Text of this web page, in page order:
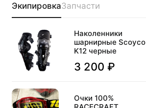
ЭкипировкаЗапчасти
Наколенники
шарнирные Scoyco
K12 черные
3 200 ₽
Очки 100%